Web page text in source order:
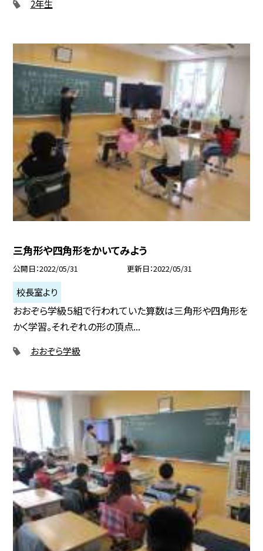
2年生
三角形や四角形をかいてみよう
公開日 2022/05/31 更新日 2022/05/31
校長室より
おおぞら学級５組で行われていた算数は三角形や四角形を
かく学習。それぞれの形の頂点...
おおぞら学級